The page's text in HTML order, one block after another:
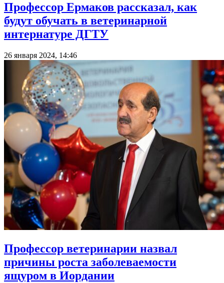
Профессор Ермаков рассказал, как
будут обучать в ветеринарной
интернатуре ДГТУ
26 января 2024, 14:46
Профессор ветеринарии назвал
причины роста заболеваемости
ящуром в Иордании